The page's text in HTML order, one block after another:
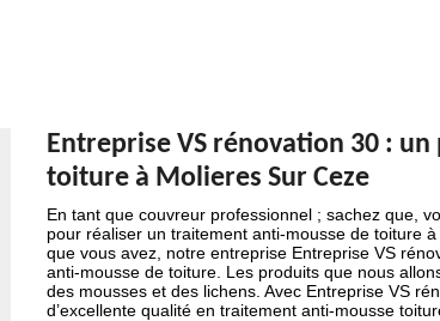
Entreprise VS rénovation 30 :
toiture à Molieres Sur Ceze
En tant que couvreur professionnel ; sachez que,
pour réaliser un traitement anti-mousse de toiture
que vous avez, notre entreprise Entreprise VS
anti-mousse de toiture. Les produits que nous
des mousses et des lichens. Avec Entreprise VS
d’excellente qualité en traitement anti-mousse